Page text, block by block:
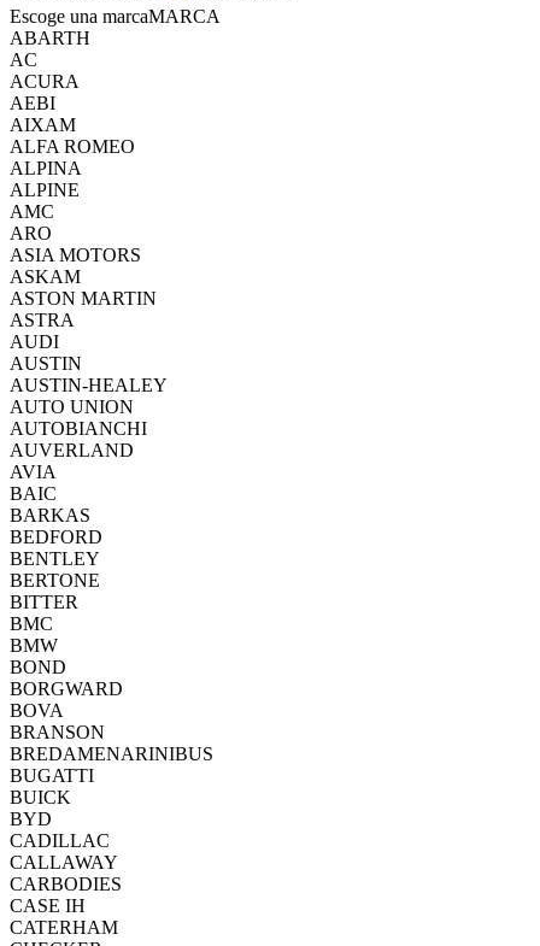
Escoge una marcaMARCA
ABARTH
AC
ACURA
AEBI
AIXAM
ALFA ROMEO
ALPINA
ALPINE
AMC
ARO
ASIA MOTORS
ASKAM
ASTON MARTIN
ASTRA
AUDI
AUSTIN
AUSTIN-HEALEY
AUTO UNION
AUTOBIANCHI
AUVERLAND
AVIA
BAIC
BARKAS
BEDFORD
BENTLEY
BERTONE
BITTER
BMC
BMW
BOND
BORGWARD
BOVA
BRANSON
BREDAMENARINIBUS
BUGATTI
BUICK
BYD
CADILLAC
CALLAWAY
CARBODIES
CASE IH
CATERHAM